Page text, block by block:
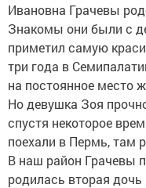
Ивановна Грачевы
Знакомы они были с
приметил самую
три года в
на постоянное место
Но девушка Зоя
спустя некоторое
поехали в Пермь, там
В наш район Грачевы
родилась вторая